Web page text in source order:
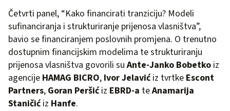
Četvrti panel, “Kako financirati tranziciju? Modeli
sufinanciranja i strukturiranje prijenosa vlasništva”,
bavio se financiranjem poslovnih promjena. O trenutno
dostupnim financijskim modelima te strukturiranju
prijenosa vlasništva govorili suAnte-Janko Bobetko iz
agencije HAMAG BICRO, Ivor Jelavićiz tvrtke Escont
Partners, Goran Peršićiz EBRD-a teAnamarija
Staničićiz Hanfe.